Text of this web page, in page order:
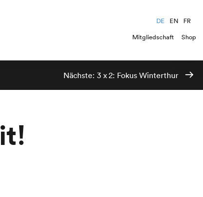
DE EN
FR
Mitgliedschaft
Shop
Nächste: 3 x 2: Fokus Winterthur